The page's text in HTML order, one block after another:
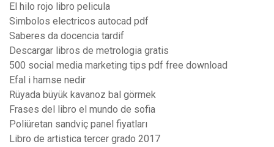
El hilo rojo libro pelicula
Simbolos electricos autocad pdf
Saberes da docencia tardif
Descargar libros de metrologia gratis
500 social media marketing tips pdf free download
Efal i hamse nedir
Rüyada büyük kavanoz bal görmek
Frases del libro el mundo de sofia
Poliüretan sandviç panel fiyatları
Libro de artistica tercer grado 2017